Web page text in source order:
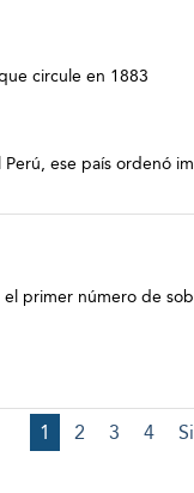
circule en 1883
ese país ordenó
primer número de
1 2 3 4